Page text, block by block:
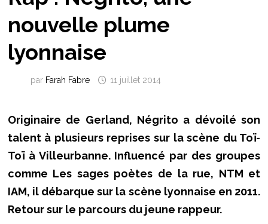
nouvelle plume
lyonnaise
par Farah Fabre 11 juillet 2014
Originaire de Gerland, Négrito a dévoilé son
talent à plusieurs reprises sur la scène du Toï-
Toï à Villeurbanne. Influencé par des groupes
comme Les sages poètes de la rue, NTM et
IAM, il débarque sur la scène lyonnaise en 2011.
Retour sur le parcours du jeune rappeur.